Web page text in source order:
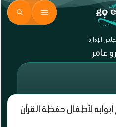
الإدارة
عامر
لأطفال حفظة القرآن